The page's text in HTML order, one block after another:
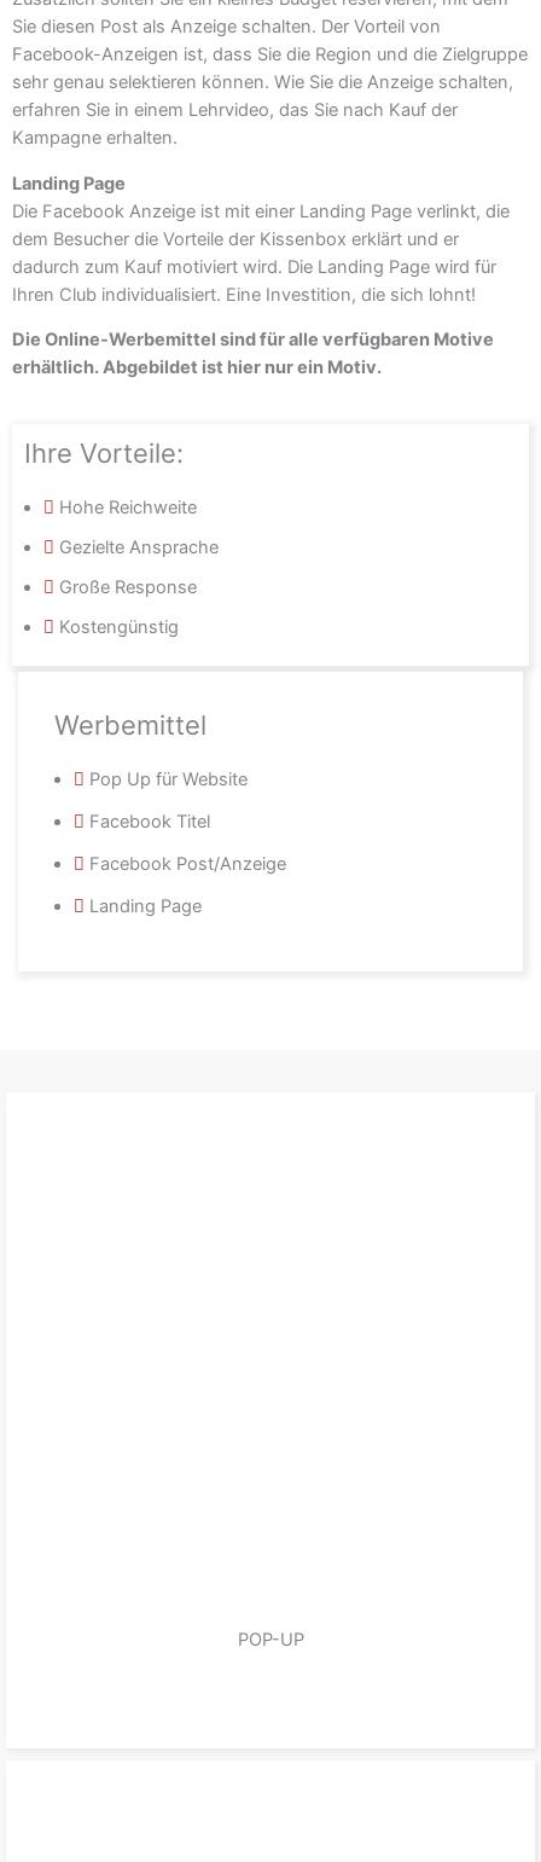
Sie diesen Post als Anzeige schalten. Der Vorteil von
Facebook-Anzeigen ist, dass Sie die Region und die Zielgruppe
sehr genau selektieren können. Wie Sie die Anzeige schalten,
erfahren Sie in einem Lehrvideo, das Sie nach Kauf der
Kampagne erhalten.
Landing Page
Die Facebook Anzeige ist mit einer Landing Page verlinkt, die
dem Besucher die Vorteile der Kissenbox erklärt und er
dadurch zum Kauf motiviert wird. Die Landing Page wird für
Ihren Club individualisiert. Eine Investition, die sich lohnt!
Die Online-Werbemittel sind für alle verfügbaren Motive
erhältlich. Abgebildet ist hier nur ein Motiv.
Ihre Vorteile:
Hohe Reichweite
Gezielte Ansprache
Große Response
Kostengünstig
Werbemittel
Pop Up für Website
Facebook Titel
Facebook Post/Anzeige
Landing Page
POP-UP